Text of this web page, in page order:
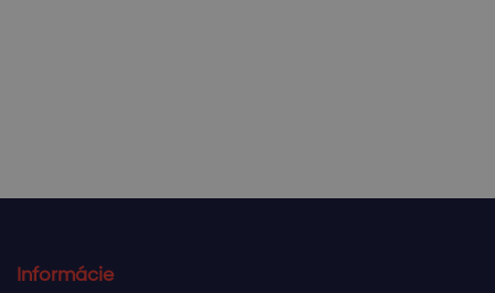
Informácie